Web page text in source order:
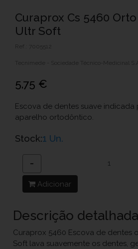
Curaprox Cs 5460
Ultr Soft
Ref.: 7005512
Tecnimede - Sociedade Técnico-Medicinal S.A.
5,75 €
Escova de dentes suave indicada
aparelho ortodôntico.
Stock:1 Un.
−
Adicionar
Descrição detalhada
Curaprox 5460 Escova de dentes
Soft lava suavemente os dentes,